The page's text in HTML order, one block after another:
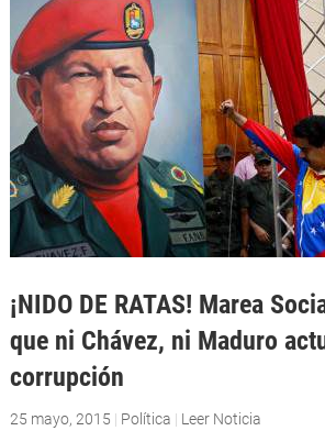
¡NIDO DE RATAS! Marea
que ni Chávez, ni Maduro
corrupción
25 mayo, 2015 | Política | Leer Noticia